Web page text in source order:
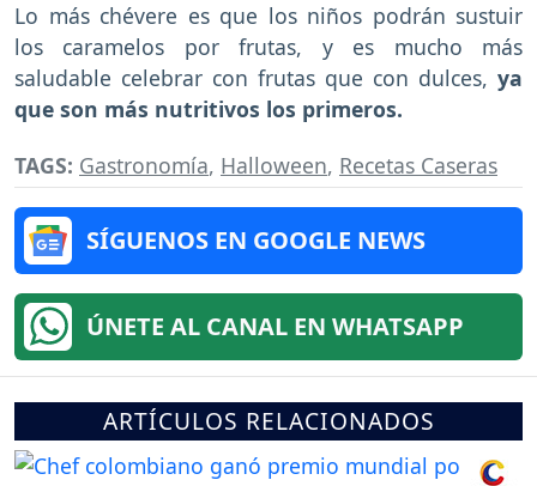
Lo más chévere es que los niños podrán sustuir
los caramelos por frutas, y es mucho más
saludable celebrar con frutas que con dulces, ya
que son más nutritivos los primeros.
TAGS: Gastronomía, Halloween, Recetas Caseras
SÍGUENOS EN GOOGLE NEWS
ÚNETE AL CANAL EN WHATSAPP
ARTÍCULOS RELACIONADOS